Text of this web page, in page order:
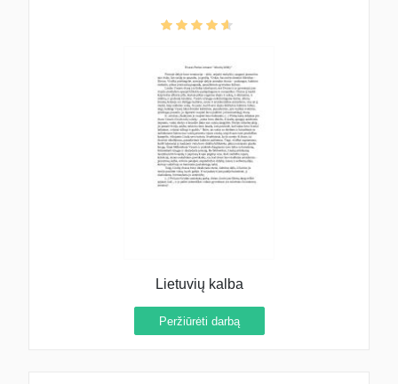
Lietuvių kalba
Peržiūrėti darbą